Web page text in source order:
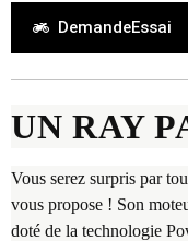
DemandeEssai
UN RAY
Vous serez surpris par
vous propose ! Son
doté de la technologie